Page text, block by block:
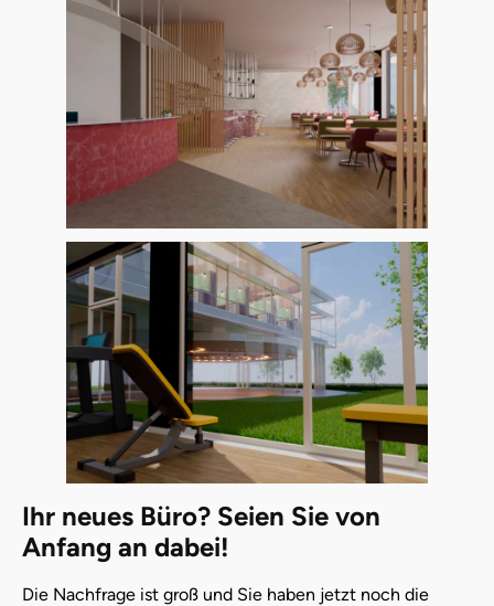
Ihr neues Büro? Seien Sie von
Anfang an dabei!
Die Nachfrage ist groß und Sie haben jetzt noch die